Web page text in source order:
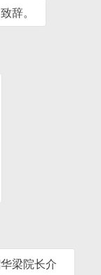
辞。
梁院长介